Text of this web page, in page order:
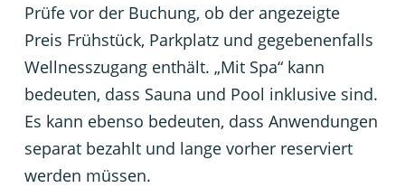
Prüfe vor der Buchung, ob der angezeigte
Preis Frühstück, Parkplatz und gegebenenfalls
Wellnesszugang enthält. „Mit Spa“ kann
bedeuten, dass Sauna und Pool inklusive sind.
Es kann ebenso bedeuten, dass Anwendungen
separat bezahlt und lange vorher reserviert
werden müssen.